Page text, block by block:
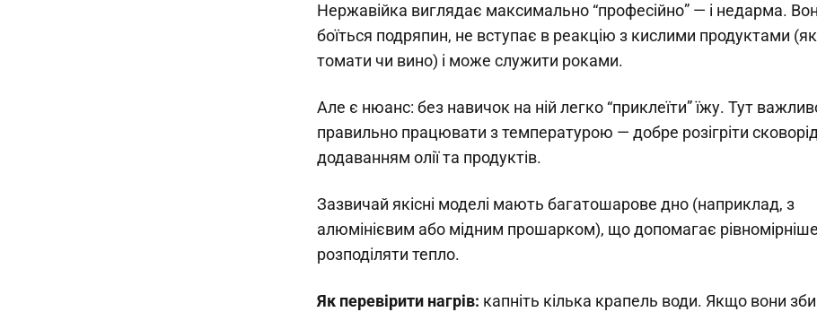
Нержавійка виглядає максимально “професійно” — і недарма.
боїться подряпин, не вступає в реакцію з кислими продуктами
томати чи вино) і може служити роками.
Але є нюанс: без навичок на ній легко “приклеїти” їжу. Тут
правильно працювати з температурою — добре розігріти
додаванням олії та продуктів.
Зазвичай якісні моделі мають багатошарове дно (наприклад, з
алюмінієвим або мідним прошарком), що допомагає рівномірніше
розподіляти тепло.
Як перевірити нагрів: капніть кілька крапель води. Якщо вони